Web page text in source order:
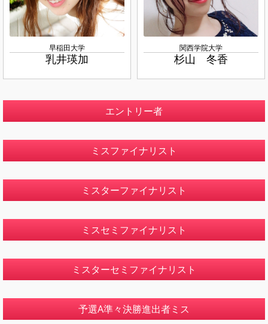
早稲田大学
乳井瑛加
関西学院大学
杉山 冬香
エントリー者
ミスファイナリスト
ミスターファイナリスト
ミスセミファイナリスト
ミスターセミファイナリスト
予選A準々決勝進出者ミス